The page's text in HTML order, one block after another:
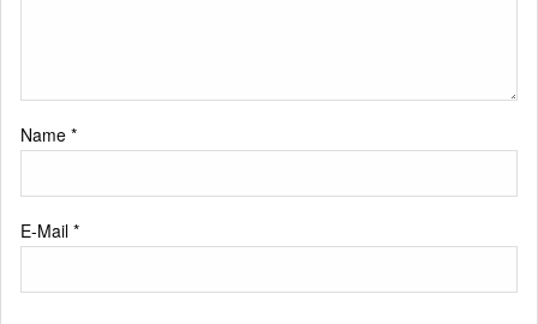
Name *
E-Mail *